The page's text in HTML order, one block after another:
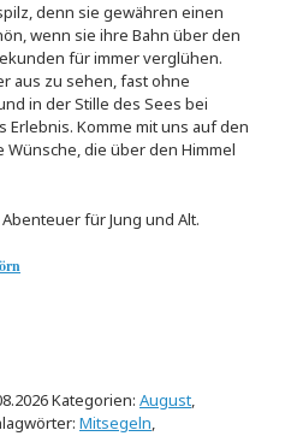
denn sie gewähren einen
wenn sie ihre Bahn über den
für immer verglühen.
aus zu sehen, fast ohne
in der Stille des Sees bei
Erlebnis. Komme mit uns auf den
die über den Himmel
für Jung und Alt.
Kategorien: August,
Mitsegeln,